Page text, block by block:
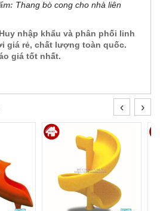
Thang bò cong cho nhà liên
nhập khẩu và phân phối linh
giá rẻ, chất lượng toàn quốc.
giá tốt nhất.
‹ ›